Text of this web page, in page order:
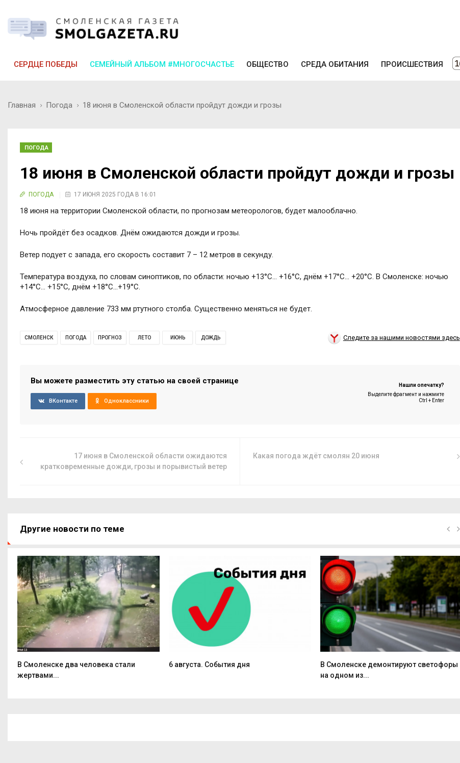
СЕРДЦЕ ПОБЕДЫ СЕМЕЙНЫЙ АЛЬБОМ #МНОГОСЧАСТЬЕ ОБЩЕСТВО СРЕДА ОБИТАНИЯ ПРОИСШЕСТВИЯ
Главная Погода 18 июня в Смоленской области пройдут дожди и грозы
ПОГОДА
18 июня в Смоленской области пройдут дожди и грозы
ПОГОДА 17 ИЮНЯ 2025 ГОДА В 16:01
18 июня на территории Смоленской области, по прогнозам метеорологов, будет малооблачно.
Ночь пройдёт без осадков. Днём ожидаются дожди и грозы.
Ветер подует с запада, его скорость составит 7 – 12 метров в секунду.
Температура воздуха, по словам синоптиков, по области: ночью +13°C… +16°C, днём +17°C… +20°C. В Смоленске: ночью
+14°C… +15°C, днём +18°C…+19°C.
Атмосферное давление 733 мм ртутного столба. Существенно меняться не будет.
СМОЛЕНСК ПОГОДА ПРОГНОЗ ЛЕТО ИЮНЬ ДОЖДЬ Следите за нашими новостями здесь
Вы можете разместить эту статью на своей странице
ВКонтакте Одноклассники
Нашли опечатку?
Выделите фрагмент и нажмите
Ctrl + Enter
17 июня в Смоленской области ожидаются
кратковременные дожди, грозы и порывистый ветер
Какая погода ждёт смолян 20 июня
Другие новости по теме
В Смоленске два человека стали
жертвами...
6 августа. События дня
В Смоленске демонтируют светофоры
на одном из...